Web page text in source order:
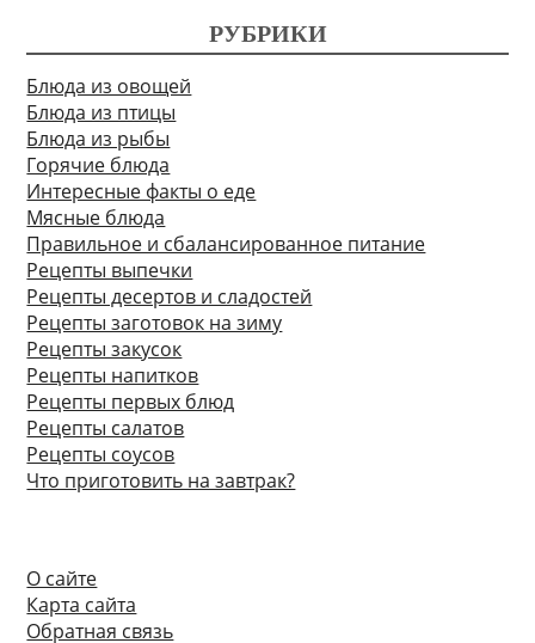
РУБРИКИ
Блюда из овощей
Блюда из птицы
Блюда из рыбы
Горячие блюда
Интересные факты о еде
Мясные блюда
Правильное и сбалансированное питание
Рецепты выпечки
Рецепты десертов и сладостей
Рецепты заготовок на зиму
Рецепты закусок
Рецепты напитков
Рецепты первых блюд
Рецепты салатов
Рецепты соусов
Что приготовить на завтрак?
О сайте
Карта сайта
Обратная связь